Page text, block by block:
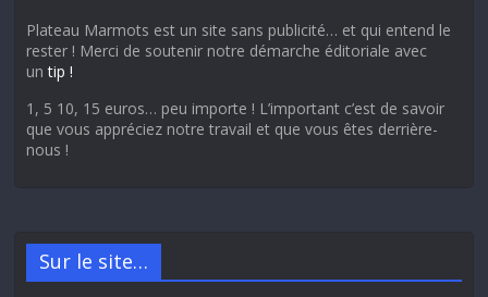
Plateau Marmots est un site sans publicité… et qui entend le
rester ! Merci de soutenir notre démarche éditoriale avec
untip !
1, 5 10, 15 euros… peu importe ! L’important c’est de savoir
que vous appréciez notre travail et que vous êtes derrière-
nous !
Sur le site…